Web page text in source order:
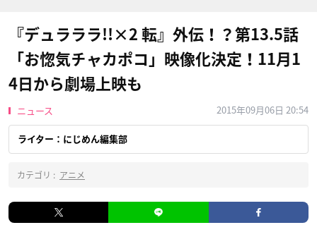
『デュラララ!!×2 転』外伝！？第13.5話
「お惚気チャカポコ」映像化決定！11月1
4日から劇場上映も
ニュース 2015年09月06日 20:54
ライター：にじめん編集部
カテゴリ : アニメ